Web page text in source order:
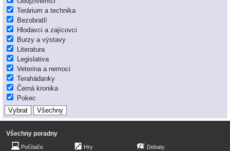
Terárium a technika
Bezobratlí
Hlodavci a zajícovci
Burzy a výstavy
Literatura
Legislativa
Veterina a nemoci
Terahádanky
Černá kronika
Pokec
Všechny poradny
Počítače
Hry
Debaty